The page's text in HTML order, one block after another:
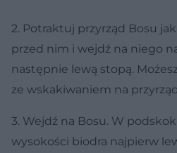
2. Potraktuj przyrząd Bosu
przed nim i wejdź na niego
następnie lewą stopą.
ze wskakiwaniem na
3. Wejdź na Bosu. W
wysokości biodra najpierw